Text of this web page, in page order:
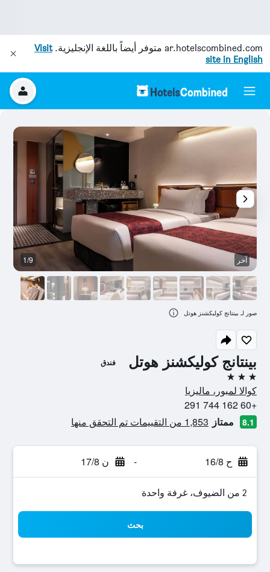
ar.hotelscombined.com متوفر أيضاً باللغة الإنجليزية.Visit
site in English
بينتانج كوليكشنز هوتل فندق
3 نجوم
كوالا لمبور، ماليزيا
+60 162 744 291
8.1 ممتاز 1,853 من التقييمات تم التحقق منها
ح 16/8 - ن 17/8
2 من الضيوف، غرفة واحدة
بحث
آخر 1/9
صور لـ بينتانج كوليكشنز هوتل